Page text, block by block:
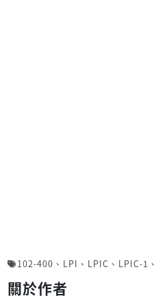
102-400 、 LPI 、 LPIC 、 LPIC-1 、
關於作者